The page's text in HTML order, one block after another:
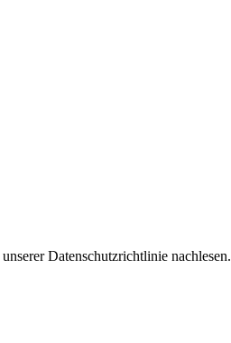
Datenschutzrichtlinie nachlesen.